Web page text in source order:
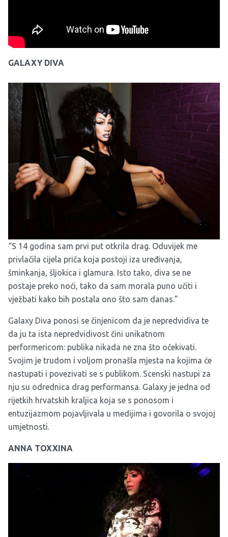
GALAXY DIVA
“S 14 godina sam prvi put otkrila drag. Oduvijek me
privlačila cijela priča koja postoji iza uređivanja,
šminkanja, šljokica i glamura. Isto tako, diva se ne
postaje preko noći, tako da sam morala puno učiti i
vježbati kako bih postala ono što sam danas.”
Galaxy Diva ponosi se činjenicom da je nepredvidiva te
da ju ta ista nepredvidivost čini unikatnom
performericom: publika nikada ne zna što očekivati.
Svojim je trudom i voljom pronašla mjesta na kojima će
nastupati i povezivati se s publikom. Scenski nastupi za
nju su odrednica drag performansa. Galaxy je jedna od
rijetkih hrvatskih kraljica koja se s ponosom i
entuzijazmom pojavljivala u medijima i govorila o svojoj
umjetnosti.
ANNA TOXXINA